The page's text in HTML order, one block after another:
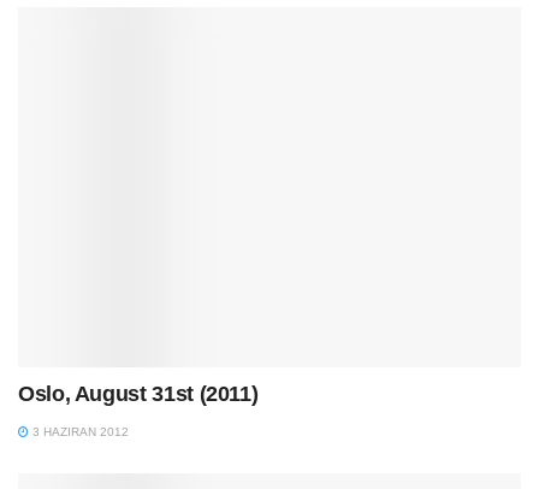
Oslo, August 31st (2011)
3 HAZIRAN 2012